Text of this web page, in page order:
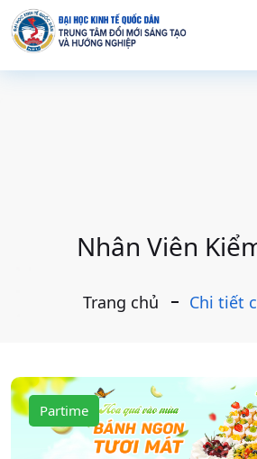
Nhân Viên
Trang chủ Chi tiết
Partime